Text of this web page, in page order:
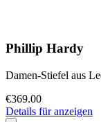
Phillip Hardy
Damen-Stiefel aus
€369.00
Details für anzeigen